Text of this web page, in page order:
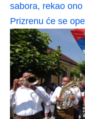
sabora, rekao ono
Prizrenu će se